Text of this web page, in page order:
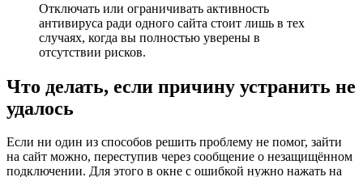
Отключать или ограничивать активность
антивируса ради одного сайта стоит лишь в тех
случаях, когда вы полностью уверены в
отсутствии рисков.
Что делать, если причину устранить не
удалось
Если ни один из способов решить проблему не помог, зайти
на сайт можно, переступив через сообщение о незащищённом
подключении. Для этого в окне с ошибкой нужно нажать на